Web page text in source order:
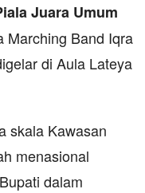
Juara Umum
Marching Band Iqra
di Aula Lateya
skala Kawasan
menasional
dalam